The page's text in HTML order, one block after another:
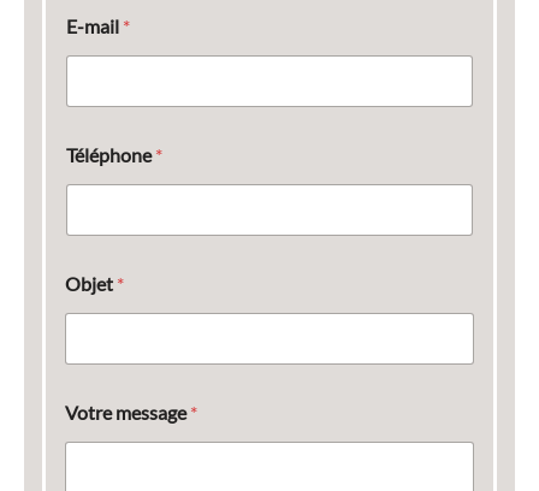
E-mail *
Téléphone*
Objet *
Votre message*